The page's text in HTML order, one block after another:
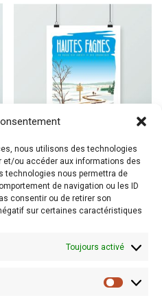
nous utilisons des technologies
ou accéder aux informations des
technologies nous permettra de
de navigation ou les ID
consentir ou de retirer son
sur certaines caractéristiques
Toujours activé
Affiche rétro – Les Hautes Fagnes
LIRE LA SUITE